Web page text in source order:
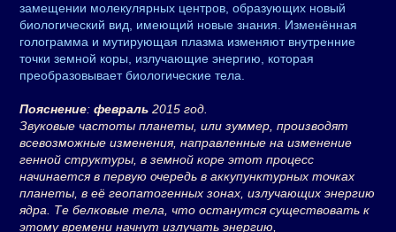
замещении молекулярных центров, образующих новый
биологический вид, имеющий новые знания. Изменённая
голограмма и мутирующая плазма изменяют внутренние
точки земной коры, излучающие энергию, которая
преобразовывает биологические тела.
Пояснение: февраль 2015 год.
Звуковые частоты планеты, или зуммер, производят
всевозможные изменения, направленные на изменение
генной структуры, в земной коре этот процесс
начинается в первую очередь в аккупунктурных точках
планеты, в её геопатогенных зонах, излучающих энергию
ядра. Те белковые тела, что останутся существовать к
этому времени начнут излучать энергию,